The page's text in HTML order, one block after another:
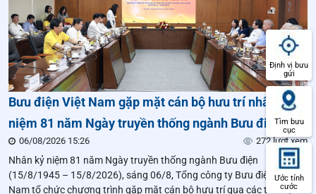
Bưu điện Việt Nam gặp mặt cán bộ hưu trí nhân kỷ
niệm 81 năm Ngày truyền thống ngành Bưu điện
06/08/2026 15:26 272 lượt xem
Nhân kỷ niệm 81 năm Ngày truyền thống ngành Bưu điện
(15/8/1945 – 15/8/2026), sáng 06/8, Tổng công ty Bưu điện Việt
Nam tổ chức chương trình gặp mặt cán bộ hưu trí qua các thời kỳ.
Định vị bưu
gửi
Tìm bưu
cục
Ước tính
cước